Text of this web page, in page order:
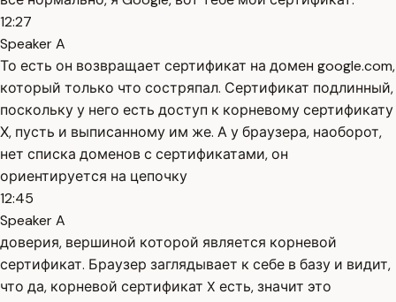
12:27
Speaker A
То есть он возвращает сертификат на домен google.com,
который только что состряпал. Сертификат подлинный,
поскольку у него есть доступ к корневому сертификату
Х, пусть и выписанному им же. А у браузера, наоборот,
нет списка доменов с сертификатами, он
ориентируется на цепочку
12:45
Speaker A
доверия, вершиной которой является корневой
сертификат. Браузер заглядывает к себе в базу и видит,
что да, корневой сертификат X есть, значит это